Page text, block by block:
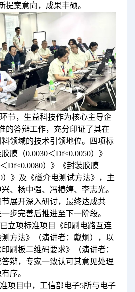
提案意向，成果丰硕。
节，生益科技作为核心主导企
的答辩工作，充分印证了其在
领域的技术引领地位。四项标
膜（0.0030＜Df≤0.0050）》
Df≤0.0080）》《封装胶膜
）》及《磁介电测试方法》，主
、杨中强、冯椿婷、李志光。
展开深入研讨，最终达成共
步完善后推进至下一阶段。
立项标准项目《印刷电路互连
方法》（演讲者：戴炯），以
刷板二维码要求》（演讲者：
辩，专家一致认可其意见处理
序。
项目中，工信部电子5所与电子